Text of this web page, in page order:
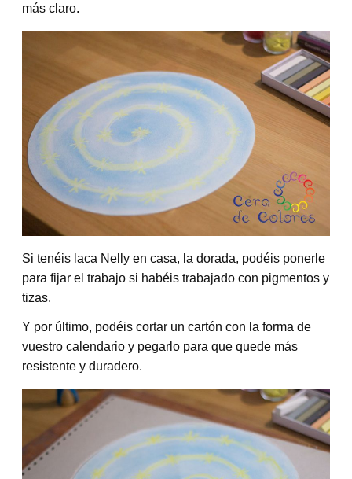
más claro.
Si tenéis laca Nelly en casa, la dorada, podéis ponerle
para fijar el trabajo si habéis trabajado con pigmentos y
tizas.
Y por último, podéis cortar un cartón con la forma de
vuestro calendario y pegarlo para que quede más
resistente y duradero.